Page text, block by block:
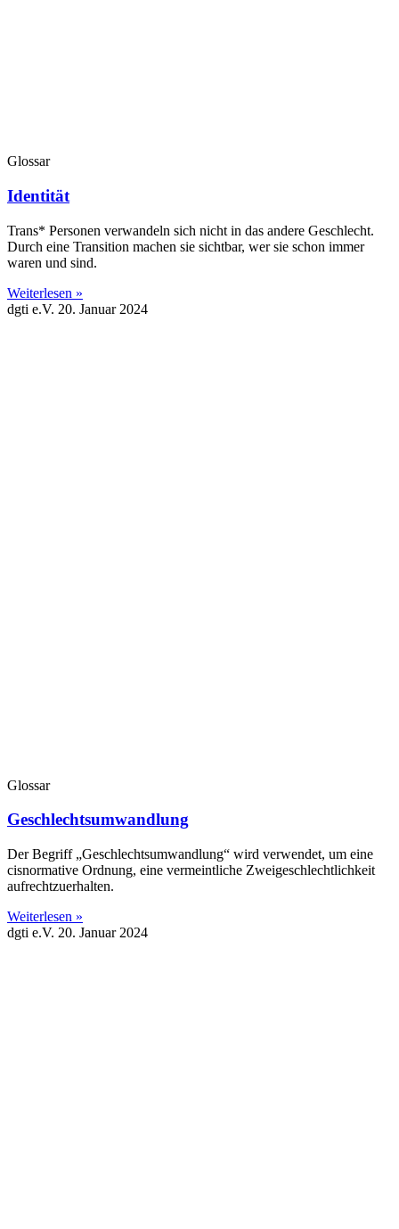
Glossar
Identität
Trans* Personen verwandeln sich nicht in das andere Geschlecht.
Durch eine Transition machen sie sichtbar, wer sie schon immer
waren und sind.
Weiterlesen »
dgti e.V. 20. Januar 2024
Glossar
Geschlechtsumwandlung
Der Begriff „Geschlechtsumwandlung“ wird verwendet, um eine
cisnormative Ordnung, eine vermeintliche Zweigeschlechtlichkeit
aufrechtzuerhalten.
Weiterlesen »
dgti e.V. 20. Januar 2024